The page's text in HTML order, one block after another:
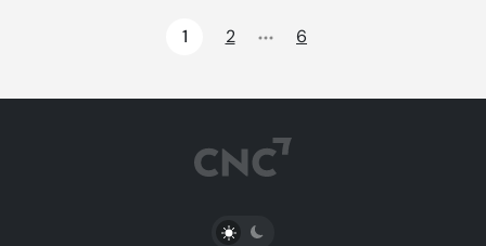
1
2 6
PŘEPNOUT SVĚTLÝ/TMAVÝ REŽIM